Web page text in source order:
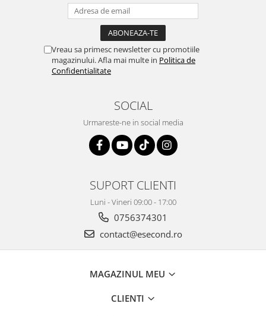
Accesorii animale de companie
Igiena animale de companie
Mobila si transport animale de
Zgarzi, lese si hamuri
Desktop PC & Monitoare
Imprimante, Scanere &
Servere, Componente & UPS
Sport & Activitati in aer liber
Vreau sa primesc newsletter cu promotiile
magazinului. Afla mai multe in Politica de
Confidentialitate
SOCIAL
Urmareste-ne in social media
SUPORT CLIENTI
Luni - Vineri 09:00 - 17:00
0756374301
contact@esecond.ro
MAGAZINUL MEU
CLIENTI